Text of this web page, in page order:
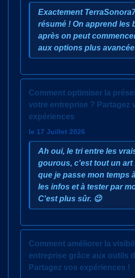
Exactement
résumé ! On apprend les
après on peut
aux options plus
Comment optimiser la
votre entreprise ? Partagez
expériences
le 17 Juillet 2026
Ah oui, le tri entre les
gourous, c'est tout un art
que je passe mon temps
les infos et à tester par
C'est plus sûr. 😉
Comment améliorer la
entreprise grâce aux outils
Partagez vos expériences !